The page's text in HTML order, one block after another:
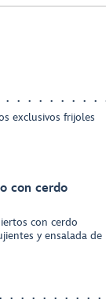
exclusivos frijoles
con cerdo
con cerdo
y ensalada de